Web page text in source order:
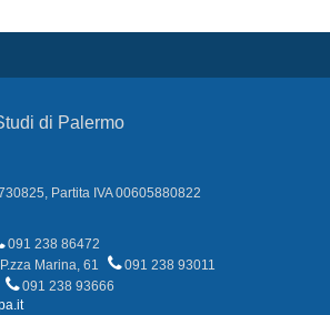
di Palermo
Partita IVA 00605880822
091 238 86472
Marina, 61
091 238 93011
091 238 93666